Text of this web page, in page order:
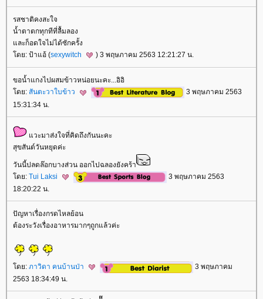
รสชาติคงสะใจ
น้ำตาตกทุกทีที่ลื้มลอง
ละก็อดใจไม่ได้ซักครั้ง
ดย: ป้าแอ้ (sexywitch ) 3 พฤษภาคม 2563 12:21:27 น.
ขอน้ำแกงไปผสมข้าวหน่อยนะคะ...อิอิ
ดย: สันตะวาใบข้าว
3 พฤษภาคม 2563
15:31:34 น.
วะมาส่งใจที่คิดถึงกันนะคะ
สุขสันต์วันหยุดค่ะ
วันนี้ปลดล๊อกบางส่วน ออกไปฉลองยังคร้า
ดย: Tui Laksi
3 พฤษภาคม 2563
18:20:22 น.
ปัญหาเรื่องกรดไหลย้อน
ต้องระวังเรื่องอาหารมากๆถูกแล้วค่ะ
ดย: ภาวิดา คนบ้านป่า
3 พฤษภาคม
2563 18:34:49 น.